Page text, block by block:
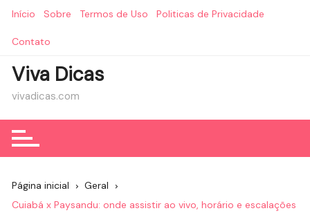
Início Sobre Termos de Uso Politicas de Privacidade
Contato
Viva Dicas
vivadicas.com
Página inicial
Geral
Cuiabá x Paysandu: onde assistir ao vivo, horário e escalações